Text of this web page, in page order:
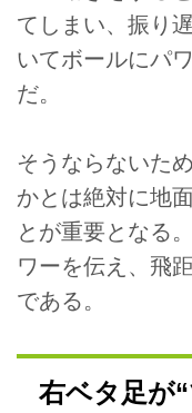
てしまい、振り
いてボールにパ
だ。
そうならないた
かとは絶対に地
とが重要となる
ワーを伝え、飛
である。
右ベタ足が